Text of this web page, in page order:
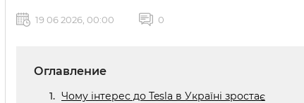
19 06 2026, 00:00 0
Оглавление
Чому інтерес до Tesla в Україні зростає